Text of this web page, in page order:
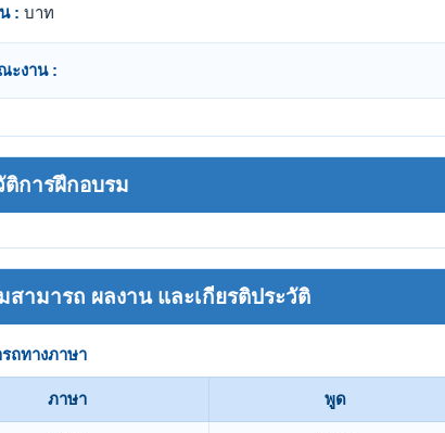
: บาท
ะงาน :
ติการฝึกอบรม
สามารถ ผลงาน และเกียรติประวัติ
ถทางภาษา
ภาษา พูด